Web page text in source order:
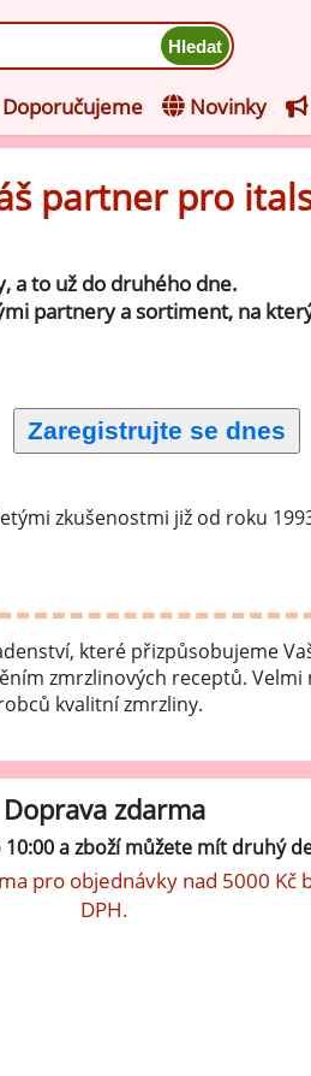
do mléčného
Ochucovací pasty do mléčného
ochucovací pasty
ochucovací pasty
ochucovací pasty
do ovocného
pro výrobu
směsi pro
krémy
Doporučujeme Novinky
partner pro
a to už do druhého dne.
partnery a sortiment, na
zkušenostmi již od roku
které přizpůsobujeme
zmrzlinových receptů.
ů kvalitní zmrzliny.
Doprava zdarma
a zboží můžete mít druhý
pro objednávky nad 5000 Kč
DPH.